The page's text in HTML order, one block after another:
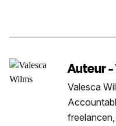
Auteur -
Valesca